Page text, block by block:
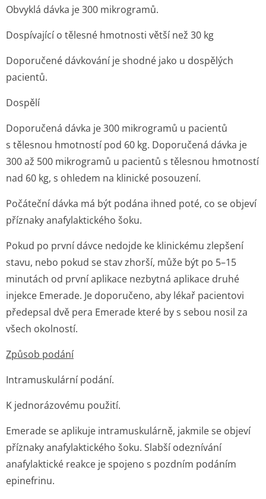
Obvyklá dávka je 300 mikrogramů.
Dospívající o tělesné hmotnosti větší než 30 kg
Doporučené dávkování je shodné jako u dospělých
pacientů.
Dospělí
Doporučená dávka je 300 mikrogramů u pacientů
s tělesnou hmotností pod 60 kg. Doporučená dávka je
300 až 500 mikrogramů u pacientů s tělesnou hmotností
nad 60 kg, s ohledem na klinické posouzení.
Počáteční dávka má být podána ihned poté, co se objeví
příznaky anafylaktické­ho šoku.
Pokud po první dávce nedojde ke klinickému zlepšení
stavu, nebo pokud se stav zhorší, může být po 5–15
minutách od první aplikace nezbytná aplikace druhé
injekce Emerade. Je doporučeno, aby lékař pacientovi
předepsal dvě pera Emerade které by s sebou nosil za
všech okolností.
Způsob podání
Intramuskulární podání.
K jednorázovému použití.
Emerade se aplikuje intramuskulárně, jakmile se objeví
příznaky anafylaktického šoku. Slabší odeznívání
anafylaktické reakce je spojeno s pozdním podáním
epinefrinu.